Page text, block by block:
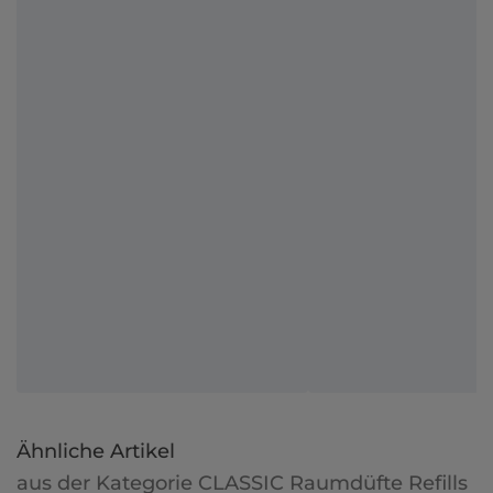
Ähnliche Artikel
aus der Kategorie CLASSIC Raumdüfte Refills